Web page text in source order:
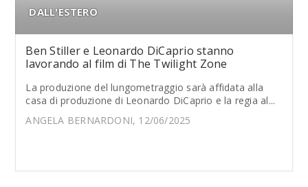
DALL'ESTERO
Ben Stiller e Leonardo DiCaprio stanno
lavorando al film di The Twilight Zone
La produzione del lungometraggio sarà affidata alla
casa di produzione di Leonardo DiCaprio e la regia al...
ANGELA BERNARDONI, 12/06/2025